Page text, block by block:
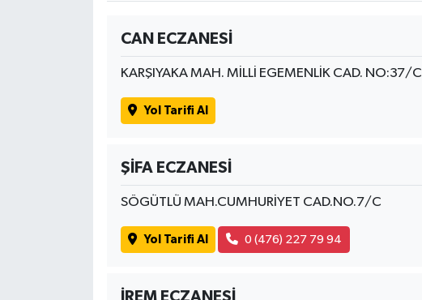
CAN ECZANESİ
KARŞIYAKA MAH. MİLLİ EGEMENLİK CAD. NO:37/C
Yol Tarifi Al
ŞİFA ECZANESİ
SÖGÜTLÜ MAH.CUMHURİYET CAD.NO.7/C
Yol Tarifi Al 0 (476) 227 79 94